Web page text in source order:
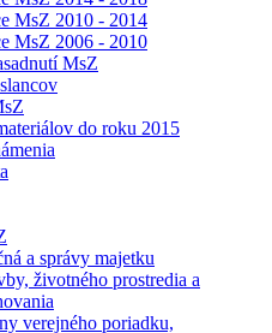
MsZ 2010 - 2014
MsZ 2006 - 2010
MsZ
do roku 2015
a správy majetku
životného prostredia a
verejného poriadku,